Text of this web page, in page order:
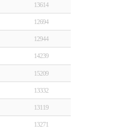
13614
12694
12944
14239
15209
13332
13119
13271